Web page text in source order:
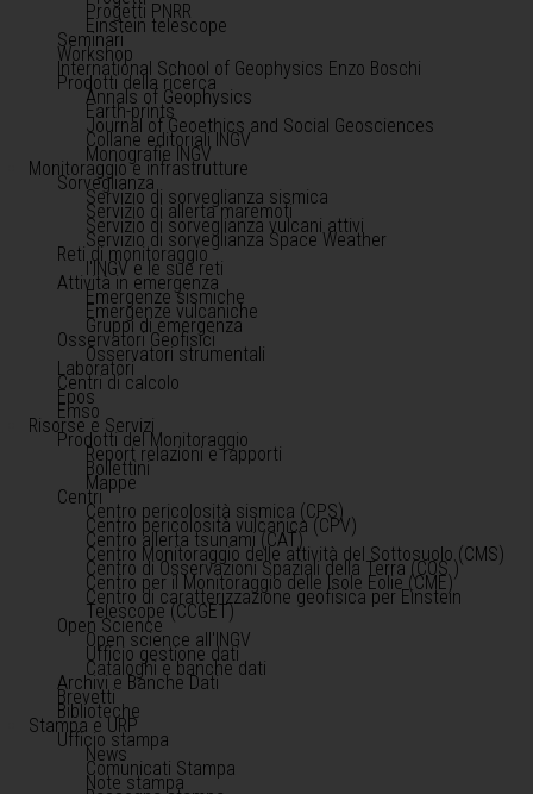
Progetti PNRR
Einstein telescope
Seminari
Workshop
International School of Geophysics Enzo Boschi
Prodotti della ricerca
Annals of Geophysics
Earth-prints
Journal of Geoethics and Social Geosciences
Collane editoriali INGV
Monografie INGV
Monitoraggio e infrastrutture
Sorveglianza
Servizio di sorveglianza sismica
Servizio di allerta maremoti
Servizio di sorveglianza vulcani attivi
Servizio di sorveglianza Space Weather
Reti di monitoraggio
l'INGV e le sue reti
Attività in emergenza
Emergenze sismiche
Emergenze vulcaniche
Gruppi di emergenza
Osservatori Geofisici
Osservatori strumentali
Laboratori
Centri di calcolo
Epos
Emso
Risorse e Servizi
Prodotti del Monitoraggio
Report relazioni e rapporti
Bollettini
Mappe
Centri
Centro pericolosità sismica (CPS)
Centro pericolosità vulcanica (CPV)
Centro allerta tsunami (CAT)
Centro Monitoraggio delle attività del Sottosuolo (CMS)
Centro di Osservazioni Spaziali della Terra (COS )
Centro per il Monitoraggio delle Isole Eolie (CME)
Centro di caratterizzazione geofisica per Einstein
Telescope (CCGET)
Open Science
Open science all'INGV
Ufficio gestione dati
Cataloghi e banche dati
Archivi e Banche Dati
Brevetti
Biblioteche
Stampa e URP
Ufficio stampa
News
Comunicati Stampa
Note stampa